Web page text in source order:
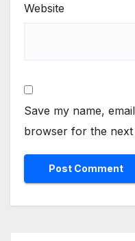
Website
Save my name,
browser for the next